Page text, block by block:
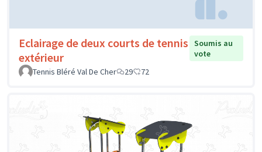
Eclairage de deux courts de tennis
extérieur
Soumis au
vote
Tennis Bléré Val De Cher
29 72